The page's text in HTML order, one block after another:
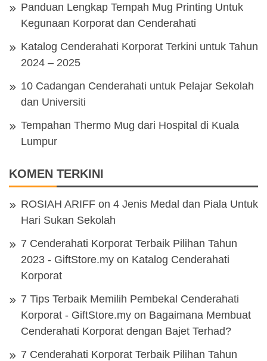
Panduan Lengkap Tempah Mug Printing Untuk
Kegunaan Korporat dan Cenderahati
Katalog Cenderahati Korporat Terkini untuk Tahun
2024 – 2025
10 Cadangan Cenderahati untuk Pelajar Sekolah
dan Universiti
Tempahan Thermo Mug dari Hospital di Kuala
Lumpur
KOMEN TERKINI
ROSIAH ARIFF on 4 Jenis Medal dan Piala Untuk
Hari Sukan Sekolah
7 Cenderahati Korporat Terbaik Pilihan Tahun
2023 - GiftStore.my on Katalog Cenderahati
Korporat
7 Tips Terbaik Memilih Pembekal Cenderahati
Korporat - GiftStore.my on Bagaimana Membuat
Cenderahati Korporat dengan Bajet Terhad?
7 Cenderahati Korporat Terbaik Pilihan Tahun